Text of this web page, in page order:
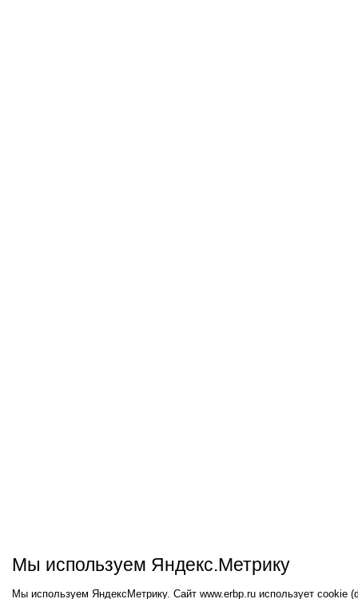
Мы используем Яндекс.Метрику
Мы используем ЯндексМетрику. Сайт www.erbp.ru использует